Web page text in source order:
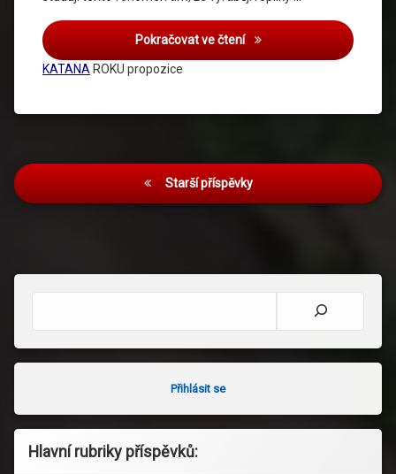
Pokračovat ve čtení
KATANA ROKU propozice
Navigace
pro
Starší příspěvky
Přihlásit se
Hlavní rubriky příspěvků: